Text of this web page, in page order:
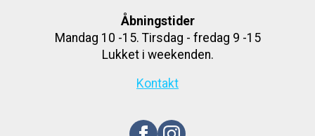
Åbningstider
Mandag 10 -15. Tirsdag - fredag 9 -15
Lukket i weekenden.
Kontakt